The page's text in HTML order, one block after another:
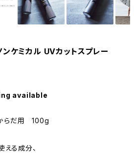
ケミカル UVカットスプレー
available
らだ用 100g
える成分、